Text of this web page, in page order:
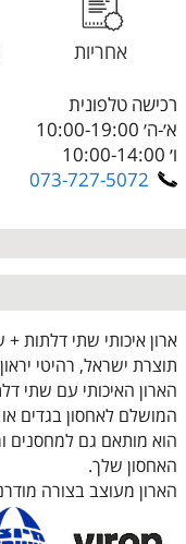
אחריות
רכישה טלפונית
א׳-ה׳ 10:00-19:00
ו׳ 10:00-14:00
073-727-5072
תוצרת ישראל, רהיטי
הארון האיכותי עם שתי
המושלם לאחסון בגדים או
הוא מותאם גם למחסנים
האחסון שלך.
הארון מעוצב בצורה